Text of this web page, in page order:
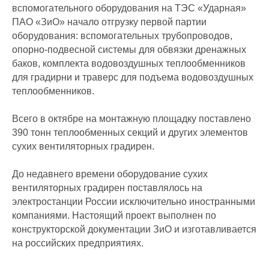
вспомогательного оборудования на ТЭС «Ударная»
ПАО «ЗиО» начало отгрузку первой партии
оборудования: вспомогательных трубопроводов,
опорно-подвесной системы для обвязки дренажных
баков, комплекта водовоздушных теплообменников
для градирни и траверс для подъема водовоздушных
теплообменников.
Всего в октябре на монтажную площадку поставлено
390 тонн теплообменных секций и других элементов
сухих вентиляторных градирен.
До недавнего времени оборудование сухих
вентиляторных градирен поставлялось на
электростанции России исключительно иностранными
компаниями. Настоящий проект выполнен по
конструкторской документации ЗиО и изготавливается
на российских предприятиях.